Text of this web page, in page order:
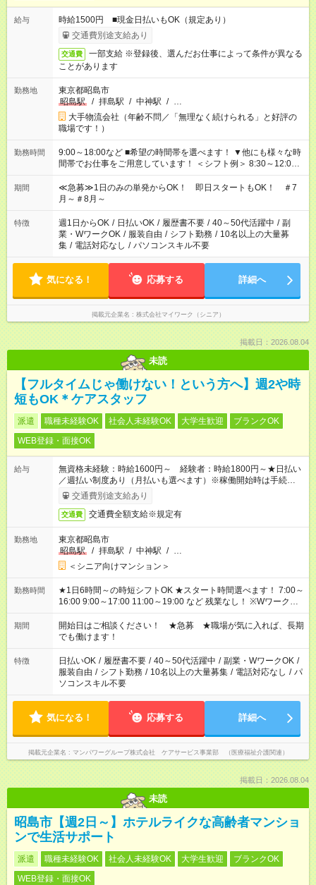
給与
時給1500円 ■現金日払いもOK（規定あり）
交通費別途支給あり
交通費
一部支給 ※登録後、選んだお仕事によって条件が異なる
ことがあります
勤務地
東京都昭島市
昭島駅
/ 拝島駅 / 中神駅 / …
大手物流会社（年齢不問／「無理なく続けられる」と好評の
職場です！）
勤務時間
9:00～18:00など ■希望の時間帯を選べます！ ▼他にも様々な時
間帯でお仕事をご用意しています！ ＜シフト例＞ 8:30～12:00
17:00～22:00 13:00～22:00 22:00～翌6:00 など
期間
≪急募≫1日のみの単発からOK！ 即日スタートもOK！ ＃7
月～＃8月～
特徴 週1日からOK / 日払いOK / 履歴書不要 / 40～50代活躍中 / 副
業・WワークOK / 服装自由 / シフト勤務 / 10名以上の大量募
集 / 電話対応なし / パソコンスキル不要
気になる！ 応募する 詳細へ
掲載元企業名 株式会社マイワーク（シニア）
掲載日：2026.08.04
未読
【フルタイムじゃ働けない！という方へ】週2や時
短もOK＊ケアスタッフ
派遣 職種未経験OK 社会人未経験OK 大学生歓迎
ブランクOK
WEB登録・面接OK
給与
無資格未経験：時給1600円～ 経験者：時給1800円～★日払い
／週払い制度あり（月払いも選べます）※稼働開始時は手続き完
了次第のお支払いとなります。
交通費別途支給あり
交通費 交通費全額支給※規定有
勤務地
東京都昭島市
昭島駅
/ 拝島駅 / 中神駅 / …
＜シニア向けマンション＞
勤務時間
★1日6時間～の時短シフトOK ★スタート時間選べます！ 7:00～
16:00 9:00～17:00 11:00～19:00 など 残業なし！ ※Wワークの
場合、他のお仕事と合わせ週40時間超の就業はご案内できませ
ん ※法令に基づき、週20時間以上勤務は社会保険への加入対象
となります ※労働者派遣法（日雇い派遣の原則禁止）により、
短時間・短期間の就業はご案内が難しい場合があります
期間
開始日はご相談ください！ ★急募 ★職場が気に入れば、長期
でも働けます！
特徴 日払いOK / 履歴書不要 / 40～50代活躍中 / 副業・WワークOK /
服装自由 / シフト勤務 / 10名以上の大量募集 / 電話対応なし / パ
ソコンスキル不要
気になる！ 応募する 詳細へ
掲載元企業名 マンパワーグループ株式会社 ケアサービス事業部 （医療福祉介護関連）
掲載日：2026.08.04
未読
昭島市【週2日～】ホテルライクな高齢者マンショ
ンで生活サポート
派遣 職種未経験OK 社会人未経験OK 大学生歓迎
ブランクOK
WEB登録・面接OK